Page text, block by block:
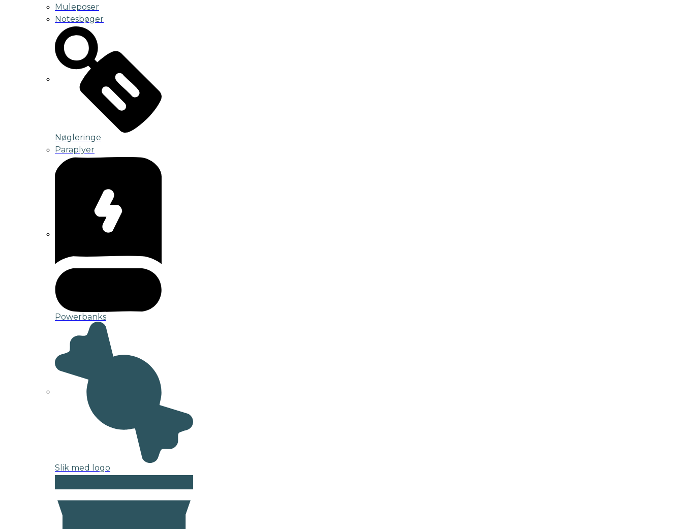
Muleposer
Notesbøger
Nøgleringe
Paraplyer
Powerbanks
Slik med logo